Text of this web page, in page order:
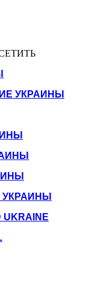
УКРАИНЫ
UKRAINE